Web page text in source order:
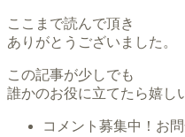
ここまで読んで頂き
ありがとうございました。
この記事が少しでも
誰かのお役に立てたら嬉し
コメント募集中！お